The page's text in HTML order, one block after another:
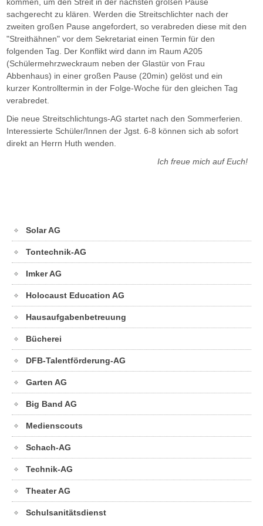
sachgerecht zu klären. Werden die Streitschlichter nach der
zweiten großen Pause angefordert, so verabreden diese mit den
"Streithähnen" vor dem Sekretariat einen Termin für den
folgenden Tag. Der Konflikt wird dann im Raum A205
(Schülermehrzweckraum neben der Glastür von Frau
Abbenhaus) in einer großen Pause (20min) gelöst und ein
kurzer Kontrolltermin in der Folge-Woche für den gleichen Tag
verabredet.
Die neue Streitschlichtungs-AG startet nach den Sommerferien.
Interessierte Schüler/Innen der Jgst. 6-8 können sich ab sofort
direkt an Herrn Huth wenden.
Ich freue mich auf Euch!
Solar AG
Tontechnik-AG
Imker AG
Holocaust Education AG
Hausaufgabenbetreuung
Bücherei
DFB-Talentförderung-AG
Garten AG
Big Band AG
Medienscouts
Schach-AG
Technik-AG
Theater AG
Schulsanitätsdienst